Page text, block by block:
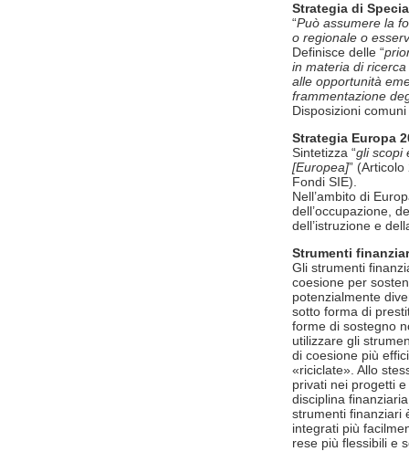
Strategia di
“Può assumere la
o regionale o
Definisce delle “
in materia di
alle opportunità
frammentazione
Disposizioni
Strategia Europa
Sintetizza “gli scopi
[Europea]”
Fondi SIE).
Nell’ambito di
dell’occupazione,
dell’istruzione e
Strumenti
Gli strumenti
coesione per
potenzialmente
sotto forma di
forme di sostegno
utilizzare gli
di coesione più
«riciclate». Allo
privati nei progetti
disciplina
strumenti finanziari
integrati più
rese più flessibili e